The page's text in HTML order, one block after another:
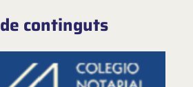
continguts